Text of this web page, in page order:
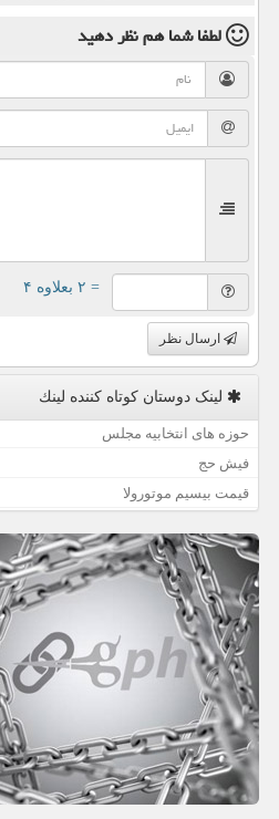
لطفا شما همنظر دهید
= ۲ بعلاوه ۴
ارسال نظر
لینک دوستان كوتاه كننده لینك
حوزه های انتخابیه مجلس
فیش حج
قیمت بیسیم موتورولا